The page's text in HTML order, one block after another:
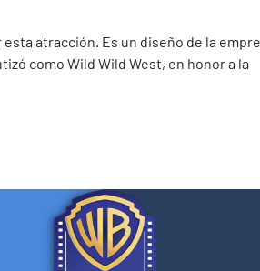
atracción. Es un diseño de la
como Wild Wild West, en honor a la